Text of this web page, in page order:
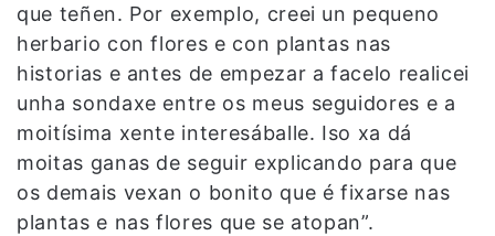
que teñen. Por exemplo, creei un pequeno
herbario con flores e con plantas nas
historias e antes de empezar a facelo realicei
unha sondaxe entre os meus seguidores e a
moitísima xente interesáballe. Iso xa dá
moitas ganas de seguir explicando para que
os demais vexan o bonito que é fixarse nas
plantas e nas flores que se atopan”.